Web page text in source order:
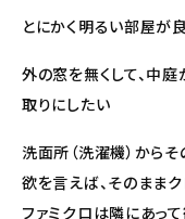
とにかく明るい部屋が
外の窓を無くして、中
取りにしたい
洗面所（洗濯機）から
欲を言えば、そのまま
ファミクロは隣にあっ